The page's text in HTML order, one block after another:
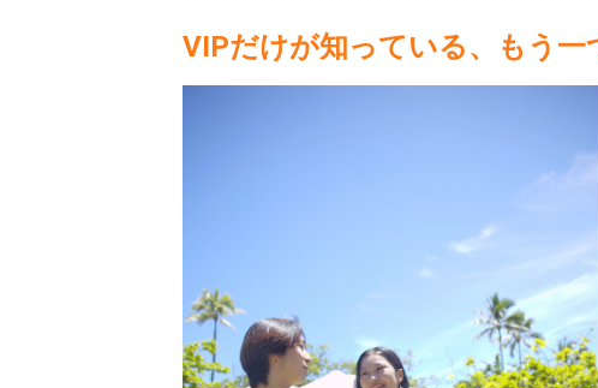
VIPだけが知っている、もう一